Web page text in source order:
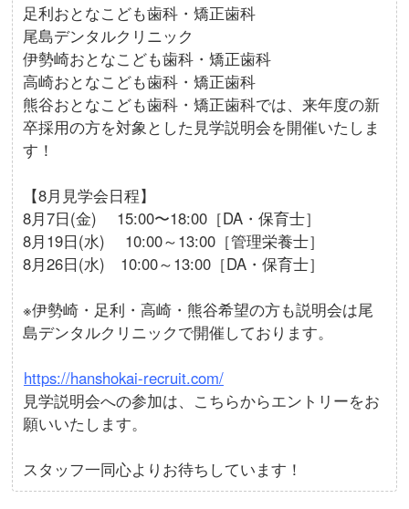
足利おとなこども歯科・矯正歯科
尾島デンタルクリニック
伊勢崎おとなこども歯科・矯正歯科
高崎おとなこども歯科・矯正歯科
熊谷おとなこども歯科・矯正歯科では、来年度の新
卒採用の方を対象とした見学説明会を開催いたしま
す！
【8月見学会日程】
8月7日(金) 15:00〜18:00［DA・保育士］
8月19日(水) 10:00～13:00［管理栄養士］
8月26日(水) 10:00～13:00［DA・保育士］
※伊勢崎・足利・高崎・熊谷希望の方も説明会は尾
島デンタルクリニックで開催しております。
https://hanshokai-recruit.com/
見学説明会への参加は、こちらからエントリーをお
願いいたします。
スタッフ一同心よりお待ちしています！